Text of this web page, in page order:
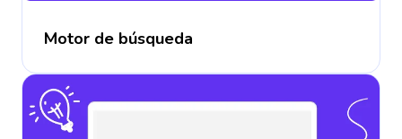
Motor de búsqueda